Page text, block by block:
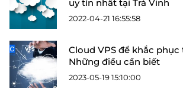
uy tín nhất tại Trà Vinh
2022-04-21 16:55:58
Cloud VPS để khắc
Những điều cần biết
2023-05-19 15:10:00